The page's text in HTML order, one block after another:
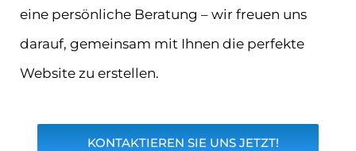
eine persönliche Beratung – wir freuen uns
darauf, gemeinsam mit Ihnen die perfekte
Website zu erstellen.
KONTAKTIEREN SIE UNS JETZT!